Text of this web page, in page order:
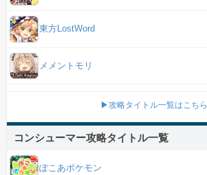
東方LostWord
メメントモリ
▶攻略タイトル一覧はこちら
コンシューマー攻略タイトル一覧
ぽこあポケモン